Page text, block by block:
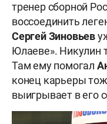
тренер сборной
воссоединить
СергейЗиновьев
Юлаеве». Никулин
Там ему помогал
конец карьеры
выигрывает в его